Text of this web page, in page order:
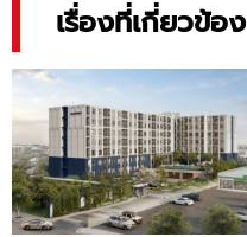
เรื่องที่เกี่ยวข้อง